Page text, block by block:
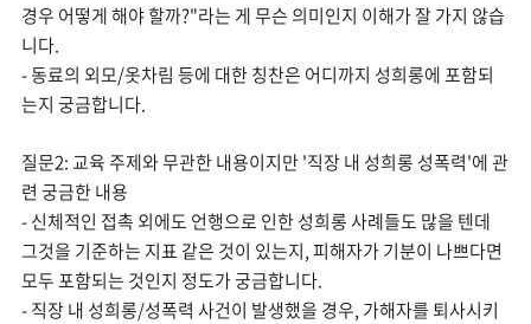
경우 어떻게 해야 할까?"라는 게 무슨 의미인지 이해가 잘 가지 않습
니다.
- 동료의 외모/옷차림 등에 대한 칭찬은 어디까지 성희롱에 포함되
는지 궁금합니다.
질문2: 교육 주제와 무관한 내용이지만 '직장 내 성희롱 성폭력'에 관
련 궁금한 내용
- 신체적인 접촉 외에도 언행으로 인한 성희롱 사례들도 많을 텐데
그것을 기준하는 지표 같은 것이 있는지, 피해자가 기분이 나쁘다면
모두 포함되는 것인지 정도가 궁금합니다.
- 직장 내 성희롱/성폭력 사건이 발생했을 경우, 가해자를 퇴사시키